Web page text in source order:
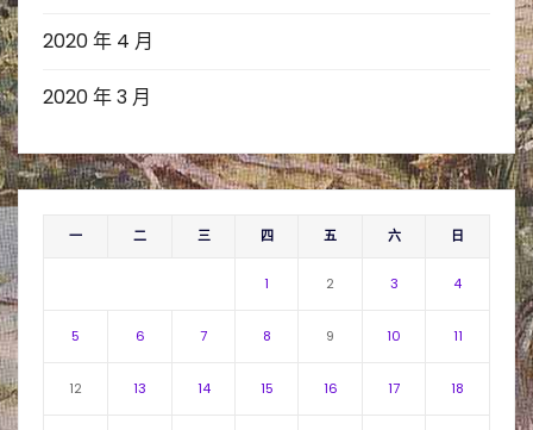
2020 年 4 月
2020 年 3 月
一 二 三 四 五 六 日
1 2 3 4
5 6 7 8 9 10 11
12 13 14 15 16 17 18